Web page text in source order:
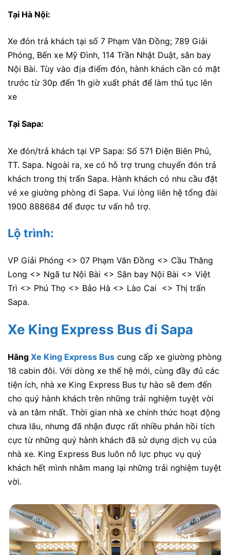
Tại Hà Nội:
Xe đón trả khách tại số 7 Phạm Văn Đồng; 789 Giải
Phóng, Bến xe Mỹ Đình, 114 Trần Nhật Duật, sân bay
Nội Bài. Tùy vào địa điểm đón, hành khách cần có mặt
trước từ 30p đến 1h giờ xuất phát để làm thủ tục lên
xe
Tại Sapa:
Xe đón/trả khách tại VP Sapa: Số 571 Điện Biên Phủ,
TT. Sapa. Ngoài ra, xe có hỗ trợ trung chuyển đón trả
khách trong thị trấn Sapa. Hành khách có nhu cầu đặt
vé xe giường phòng đi Sapa. Vui lòng liên hệ tổng đài
1900 888684 để được tư vấn hỗ trợ.
Lộ trình:
VP Giải Phóng <> 07 Phạm Văn Đồng <> Cầu Thăng
Long <> Ngã tư Nội Bài <> Sân bay Nội Bài <> Việt
Trì <> Phú Thọ <> Bảo Hà <> Lào Cai <> Thị trấn
Sapa.
Xe King Express Bus đi Sapa
Hãng Xe King Express Bus cung cấp xe giường phòng
18 cabin đôi. Với dòng xe thế hệ mới, cùng đầy đủ các
tiện ích, nhà xe King Express Bus tự hào sẽ đem đến
cho quý hành khách trên những trải nghiệm tuyệt vời
và an tâm nhất. Thời gian nhà xe chính thức hoạt động
chưa lâu, nhưng đã nhận được rất nhiều phản hồi tích
cực từ những quý hành khách đã sử dụng dịch vụ của
nhà xe. King Express Bus luôn nỗ lực phục vụ quý
khách hết mình nhằm mang lại những trải nghiệm tuyệt
vời.